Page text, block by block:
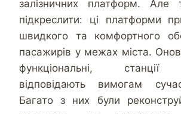
залізничних платформ. Але
підкреслити: ці платформи
швидкого та комфортного
пасажирів у межах міста.
функціональні, станції
відповідають вимогам
Багато з них були